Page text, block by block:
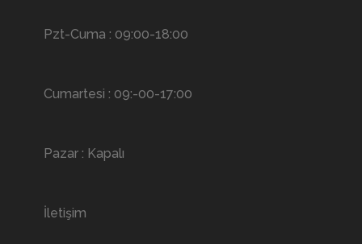
Pzt-Cuma : 09:00-18:00
Cumartesi : 09:-00-17:00
Pazar : Kapalı
İletişim